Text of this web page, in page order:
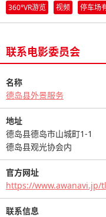
360°VR游览 视频 停车场
联系电影委员会
名称
德岛县外景服务
地址
德岛县德岛市山城町1-1
德岛县观光协会内
官方网址
https://www.awanavi.jp/
联系信息